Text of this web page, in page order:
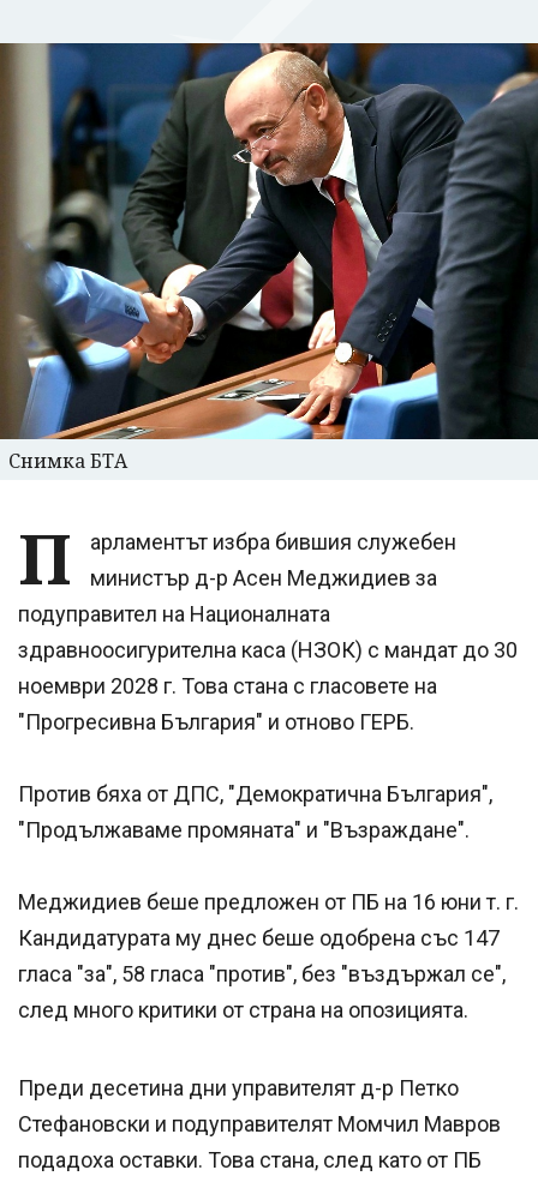
Снимка БТА
П
арламентът избра бившия служебен
министър д-р Асен Меджидиев за
подуправител на Националната
здравноосигурителна каса (НЗОК) с мандат до 30
ноември 2028 г. Това стана с гласовете на
"Прогресивна България" и отново ГЕРБ.
Против бяха от ДПС, "Демократична България",
"Продължаваме промяната" и "Възраждане".
Меджидиев беше предложен от ПБ на 16 юни т. г.
Кандидатурата му днес беше одобрена със 147
гласа "за", 58 гласа "против", без "въздържал се",
след много критики от страна на опозицията.
Преди десетина дни управителят д-р Петко
Стефановски и подуправителят Момчил Мавров
подадоха оставки. Това стана, след като от ПБ